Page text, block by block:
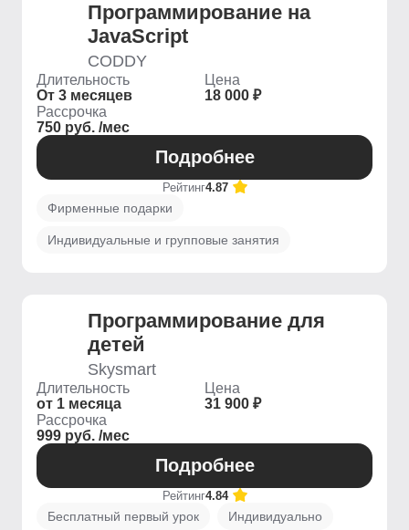
Программирование на
JavaScript
CODDY
Длительность
От 3 месяцев
Цена
18 000 ₽
Рассрочка
750 руб. /мес
Подробнее
Рейтинг4.87
Фирменные подарки
Индивидуальные и групповые занятия
Программирование для
детей
Skysmart
Длительность
от 1 месяца
Цена
31 900 ₽
Рассрочка
999 руб. /мес
Подробнее
Рейтинг4.84
Бесплатный первый урок Индивидуально